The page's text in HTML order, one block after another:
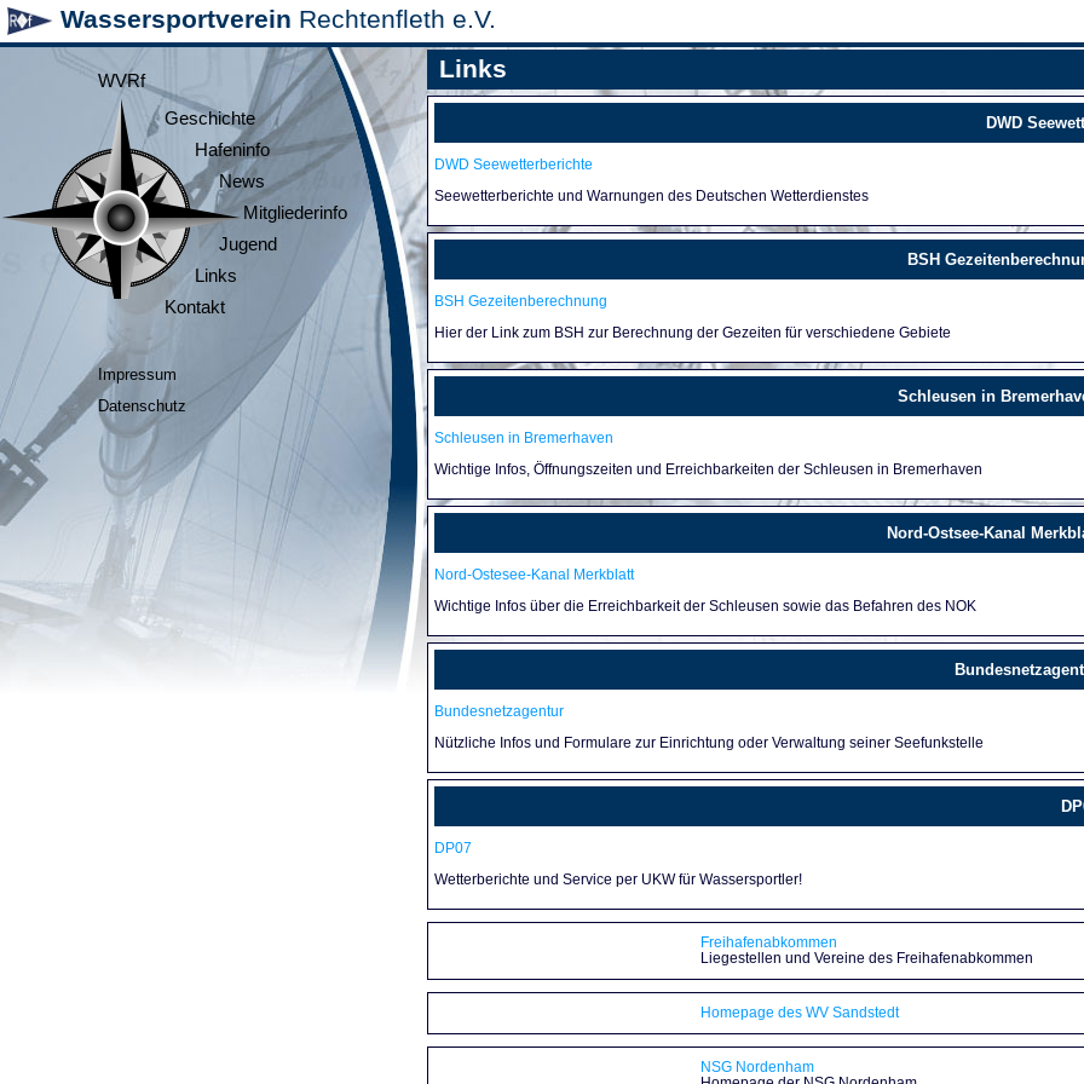
Wassersportverein Rechtenfleth e.V.
WVRf
Geschichte
Hafeninfo
News
Mitgliederinfo
Jugend
Links
Kontakt
Impressum
Datenschutz
Links
DWD
DWD Seewetterberichte
Seewetterberichte und Warnungen des Deutschen Wetterdienstes
BSH
BSH Gezeitenberechnung
Hier der Link zum BSH zur Berechnung der Gezeiten für verschiedene Gebiete
Schleusen in
Schleusen in Bremerhaven
Wichtige Infos, Öffnungszeiten und Erreichbarkeiten der Schleusen in Bremerhaven
Nord-Ostsee-Kanal
Nord-Ostesee-Kanal Merkblatt
Wichtige Infos über die Erreichbarkeit der Schleusen sowie das Befahren des NOK
Bundesnetzagentur
Nützliche Infos und Formulare zur Einrichtung oder Verwaltung seiner Seefunkstelle
DP07
Wetterberichte und Service per UKW für Wassersportler!
Freihafenabkommen
Liegestellen und Vereine des Freihafenabkommen
Homepage des WV Sandstedt
NSG Nordenham